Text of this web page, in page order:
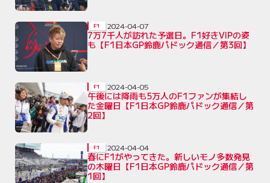
7万7千人が訪れた予選日。F1好きVIPの姿
も【F1日本GP鈴鹿パドック通信／第3回】
F1 2024-04-07
午後には降雨も5万人のF1ファンが集結し
た金曜日【F1日本GP鈴鹿パドック通信／第
2回】
F1 2024-04-05
春にF1がやってきた。新しいモノ多数発見
の木曜日【F1日本GP鈴鹿パドック通信／第
1回】
F1 2024-04-04